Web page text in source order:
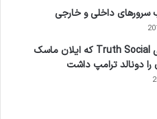
سرورهای داخلی و خارجی
شبکه اجتماعی Truth Social که ایلان ماسک
دونالد ترامپ داشت